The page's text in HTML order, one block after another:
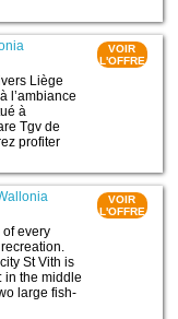
Liège
l’ambiance
à
Tgv de
profiter
VOIR
L'OFFRE
every
St Vith is
in the middle
large fish-
VOIR
L'OFFRE